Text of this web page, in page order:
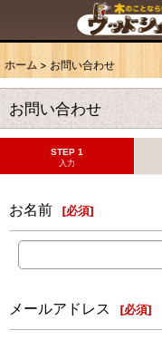
ホーム > お問い合わせ
お問い合わせ
STEP 1
入力
お名前 [必須]
メールアドレス [必須]